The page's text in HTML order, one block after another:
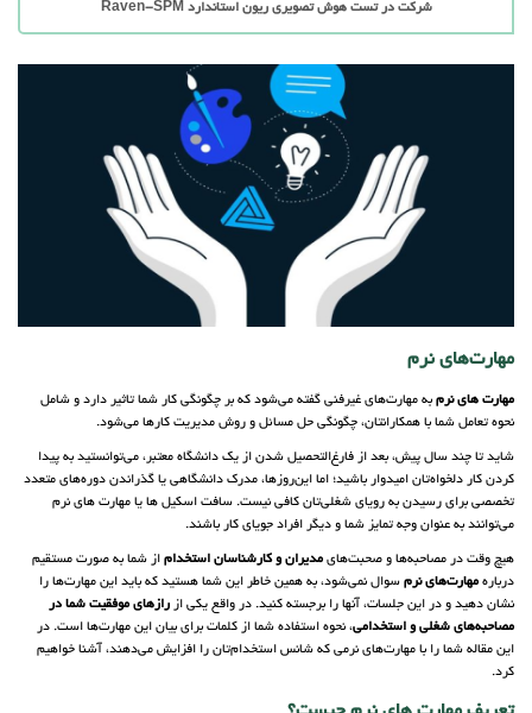
شرکت در تست هوش تصویری ریون استاندارد Raven-SPM
مهارت‌های نرم
مهارت های نرم به مهارت‌های غیرفنی گفته می‌شود که بر چگونگی کار شما تاثیر دارد و شامل
نحوه تعامل شما با همکارانتان، چگونگی حل مسائل و روش مدیریت کارها می‌شود.
شاید تا چند سال پیش، بعد از فارغ‌التحصیل شدن از یک دانشگاه معتبر، می‌توانستید به پیدا
کردن کار دلخواه‌تان امیدوار باشید؛ اما این‌روزها، مدرک دانشگاهی یا گذراندن دوره‌های متعدد
تخصصی برای رسیدن به رویای شغلی‌تان کافی نیست. سافت اسکیل ها یا مهارت های نرم
می‌توانند به عنوان وجه تمایز شما و دیگر افراد جویای کار باشند.
هیچ وقت در مصاحبه‌ها و صحبت‌های مدیران و کارشناسان استخدام از شما به صورت مستقیم
درباره مهارت‌های نرم سوال نمی‌شود، به همین خاطر این شما هستید که باید این مهارت‌ها را
نشان دهید و در این جلسات، آنها را برجسته کنید. در واقع یکی از رازهای موفقیت شما در
مصاحبه‌های شغلی و استخدامی، نحوه استفاده شما از کلمات برای بیان این مهارت‌ها است. در
این مقاله شما را با مهارت‌های نرمی که شانس استخدام‌تان را افزایش می‌دهند، آشنا خواهیم
کرد.